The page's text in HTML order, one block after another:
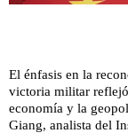
El énfasis en la
victoria militar
economía y la
Giang, analista del